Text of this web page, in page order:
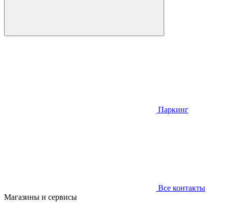
Паркинг
Все контакты
Магазины и сервисы